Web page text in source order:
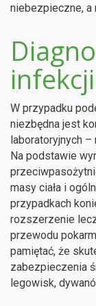
niebezpieczne, a
W przypadku
niezbędna jest
laboratoryjnych –
Na podstawie
masy ciała i
przypadkach
rozszerzenie
przewodu
pamiętać, że
zabezpieczenia
legowisk,